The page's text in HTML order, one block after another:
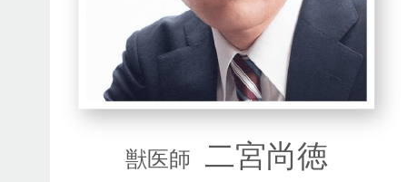
獣医師 二宮尚徳